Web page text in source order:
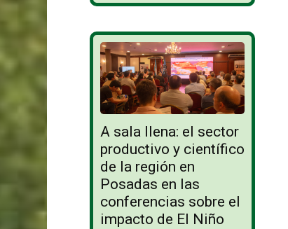
A sala llena: el sector
productivo y científico
de la región en
Posadas en las
conferencias sobre el
impacto de El Niño